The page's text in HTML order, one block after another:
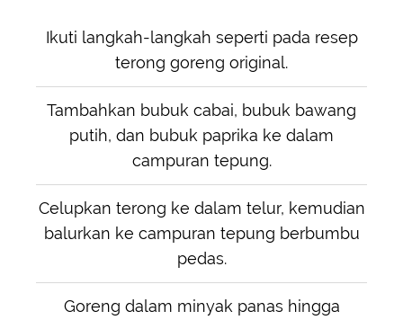
Ikuti langkah-langkah seperti pada resep
terong goreng original.
Tambahkan bubuk cabai, bubuk bawang
putih, dan bubuk paprika ke dalam
campuran tepung.
Celupkan terong ke dalam telur, kemudian
balurkan ke campuran tepung berbumbu
pedas.
Goreng dalam minyak panas hingga